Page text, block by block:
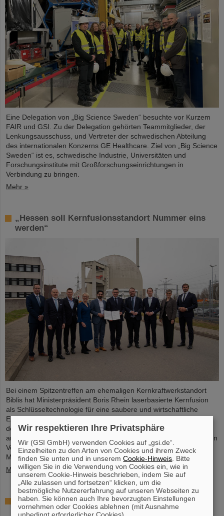
Eine Delegation von „Big Science Sweden“ besuchte vor Kurzem
FAIR und GSI. Zu der Delegation gehörten Teammitglieder, der
Lenkungsausschuss, und Vertreter der schwedischen Abteilung
des internationalen Konzerns GE Healthcare. Ziel von „Big Science
Sweden“ ist es, schwedische Industrie, Universitäten und
Forschungsinstitute mit Großforschungseinrichtungen in
Verbindung zu bringen.
Mehr »
„Hessen soll Kernfusionsstandort Nummer eins
werden“
Bei einem Spitzentreffen am ehemaligen Kernkraftwerkstandort
Biblis hat Ministerpräsident Boris Rhein laserbasierte Kernfusion
als Schlüsseltechnologie für eine saubere und wirtschaftliche
Energieversorgung bezeichnet. Auch Professor Thomas Nilsson,
der Wissenschaftliche Geschäftsführer von GSI und FAIR, nahm
an dem Treffen teil und unterzeichnete gemeinsam mit zahlreichen
Vertreter*innen aus Politk, Wirtschaft und Wissenschaft ein
Memorandum of Understanding (MoU) zur Kernfusion.
Mehr »
Schaufenster in die Spitzenforschung: SCIENCE
POP-UP von GSI/FAIR bringt Wissenschaft in die
Wir respektieren Ihre Privatsphäre
Wir (GSI GmbH) verwenden Cookies auf „gsi.de“.
Einzelheiten zu den Arten von Cookies und ihrem Zweck
finden Sie unten und in unseremCookie-Hinweis . Bitte
willigen Sie in die Verwendung von Cookies ein, wie in
unserem Cookie-Hinweis beschrieben, indem Sie auf
„Alle zulassen und fortsetzen“ klicken, um die
bestmögliche Nutzererfahrung auf unseren Webseiten zu
haben. Sie können auch Ihre bevorzugten Einstellungen
vornehmen oder Cookies ablehnen (mit Ausnahme
unbedingt erforderlicher Cookies).